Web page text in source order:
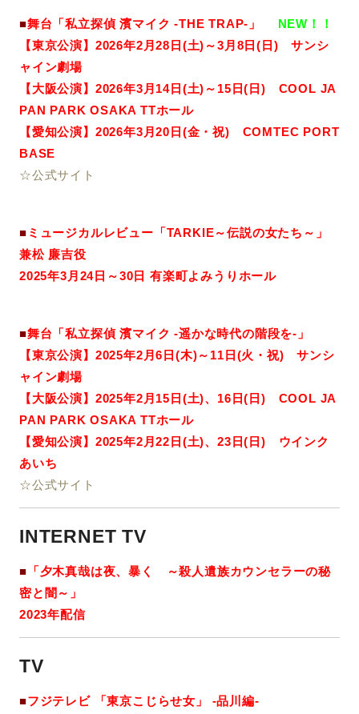
■舞台「私立探偵 濱マイク -THE TRAP-」
NEW！！
【東京公演】2026年2月28日(土)～3月8 日(日) サンシ
ャイン劇場
【大阪公演】2026年3月14日(土)～15日(日) COOL JA
PAN PARK OSAKA TTホール
【愛知公演】2026年3月20日(金・祝) COMTEC PORT
BASE
☆公式サイト
■ ミュージカルレビュー「TARKIE～伝説の女たち～」
兼松 廉吉役
2025年3月24日～30日 有楽町よみうりホール
■舞台「私立探偵 濱マイク -遥かな時代の階段を-」
【東京公演】2025年2月6日(木)～11日(火・祝) サンシ
ャイン劇場
【大阪公演】2025年2月15日(土)、16日(日) COOL JA
PAN PARK OSAKA TTホール
【愛知公演】2025年2月22日(土)、23日(日) ウインク
あいち
☆公式サイト
INTERNET TV
■ 「夕木真哉は夜、暴く ～殺人遺族カウンセラーの秘
密と闇～」
2023年配信
TV
■フジテレビ
「東京こじらせ女」 -品川編-